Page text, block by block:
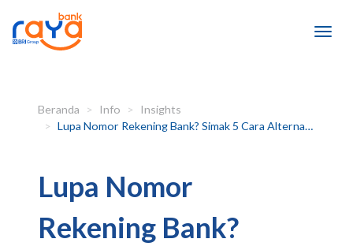
Beranda Info
Insights
Lupa Nomor Rekening Bank? Simak 5 Cara Alternatif Mengetahui Nomor Rekening Bank!
Lupa Nomor
Rekening Bank?